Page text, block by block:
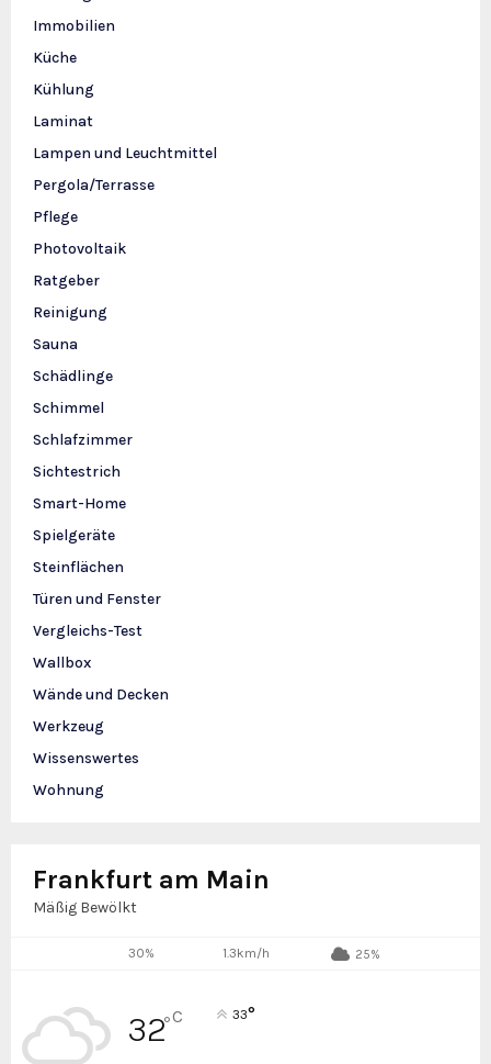
Immobilien
Küche
Kühlung
Laminat
Lampen und Leuchtmittel
Pergola/Terrasse
Pflege
Photovoltaik
Ratgeber
Reinigung
Sauna
Schädlinge
Schimmel
Schlafzimmer
Sichtestrich
Smart-Home
Spielgeräte
Steinflächen
Türen und Fenster
Vergleichs-Test
Wallbox
Wände und Decken
Werkzeug
Wissenswertes
Wohnung
Frankfurt am Main
Mäßig Bewölkt
30% 1.3km/h 25%
32°C 33°